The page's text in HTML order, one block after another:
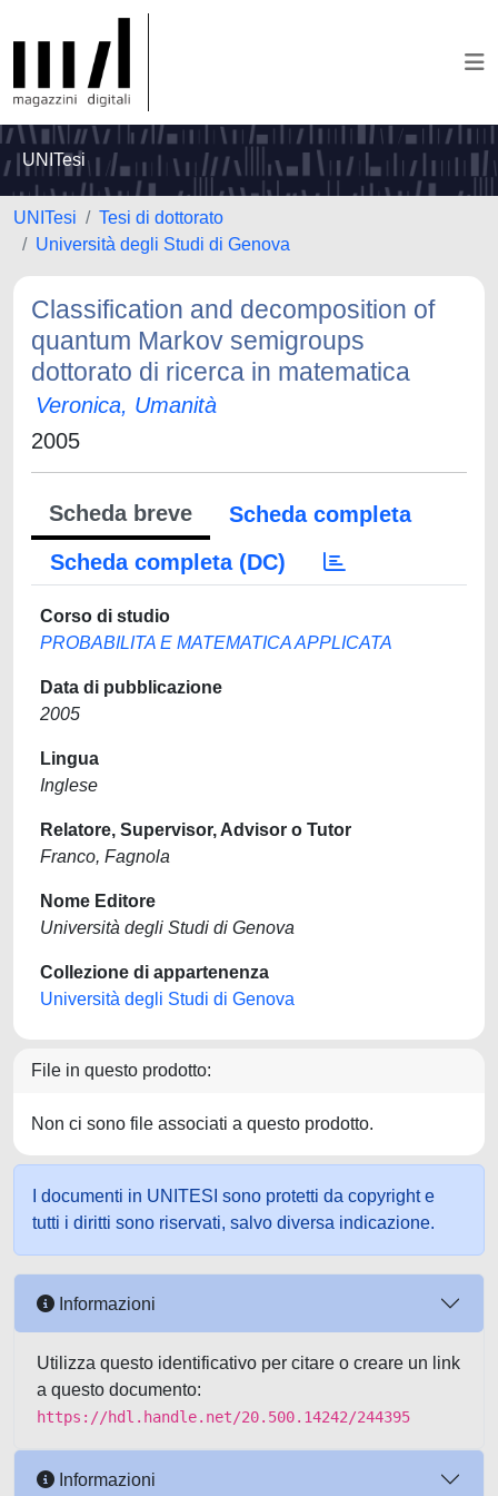
UNITesi
UNITesi
Tesi di dottorato
Università degli Studi di Genova
Classification and decomposition of
quantum Markov semigroups
dottorato di ricerca in matematica
Veronica, Umanità
2005
Scheda breve
Scheda completa
Scheda completa (DC)
Corso di studio
PROBABILITA E MATEMATICA APPLICATA
Data di pubblicazione
2005
Lingua
Inglese
Relatore, Supervisor, Advisor o Tutor
Franco, Fagnola
Nome Editore
Università degli Studi di Genova
Collezione di appartenenza
Università degli Studi di Genova
File in questo prodotto:
Non ci sono file associati a questo prodotto.
I documenti in UNITESI sono protetti da copyright e
tutti i diritti sono riservati, salvo diversa indicazione.
Informazioni
Utilizza questo identificativo per citare o creare un link
a questo documento:
https://hdl.handle.net/20.500.14242/244395
Informazioni